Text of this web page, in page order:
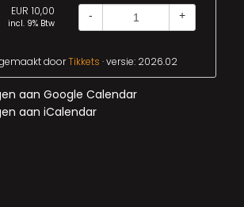
EUR 10,00
incl. 9% Btw
- +
doorTikkets · versie: 2026.02
aan Google Calendar
aan iCalendar